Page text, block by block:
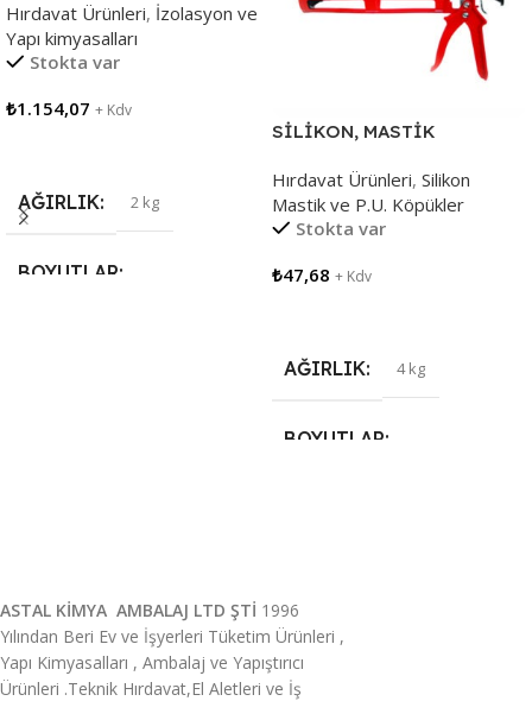
POLİMER SU YALITIMINA
KESİN ÇÖZÜM
Hırdavat Ürünleri, İzolasyon ve
Yapı kimyasalları
Stokta var
₺1.154,07 + Kdv
AĞIRLIK 2 kg
BOYUTLAR
SİLİKON, MASTİK
Hırdavat Ürünleri, Silikon
Mastik ve P.U. Köpükler
Stokta var
₺47,68 + Kdv
AĞIRLIK 4 kg
BOYUTLAR
ASTAL KİMYA AMBALAJ LTD ŞTİ 1996
Yılından Beri Ev ve İşyerleri Tüketim Ürünleri ,
Yapı Kimyasalları , Ambalaj ve Yapıştırıcı
Ürünleri .Teknik Hırdavat,El Aletleri ve İş